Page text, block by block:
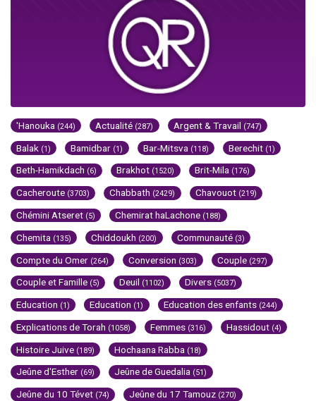
'Hanouka (244) Actualité (287) Argent & Travail (747)
Balak (1) Bamidbar (1) Bar-Mitsva (118) Berechit (1)
Beth-Hamikdach (6) Brakhot (1520) Brit-Mila (176)
Cacheroute (3703) Chabbath (2429) Chavouot (219)
Chémini Atseret (5) Chemirat haLachone (188)
Chemita (135) Chiddoukh (200) Communauté (3)
Compte du Omer (264) Conversion (303) Couple (297)
Couple et Famille (5) Deuil (1102) Divers (5037)
Education (1) Education (1) Education des enfants (244)
Explications de Torah (1058) Femmes (316) Hassidout (4)
Histoire Juive (189) Hochaana Rabba (18)
Jeûne d'Esther (69) Jeûne de Guedalia (51)
Jeûne du 10 Tévet (74) Jeûne du 17 Tamouz (270)